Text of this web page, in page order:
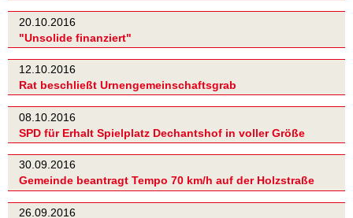
20.10.2016
"Unsolide finanziert"
12.10.2016
Rat beschließt Urnengemeinschaftsgrab
08.10.2016
SPD für Erhalt Spielplatz Dechantshof in voller Größe
30.09.2016
Gemeinde beantragt Tempo 70 km/h auf der Holzstraße
26.09.2016